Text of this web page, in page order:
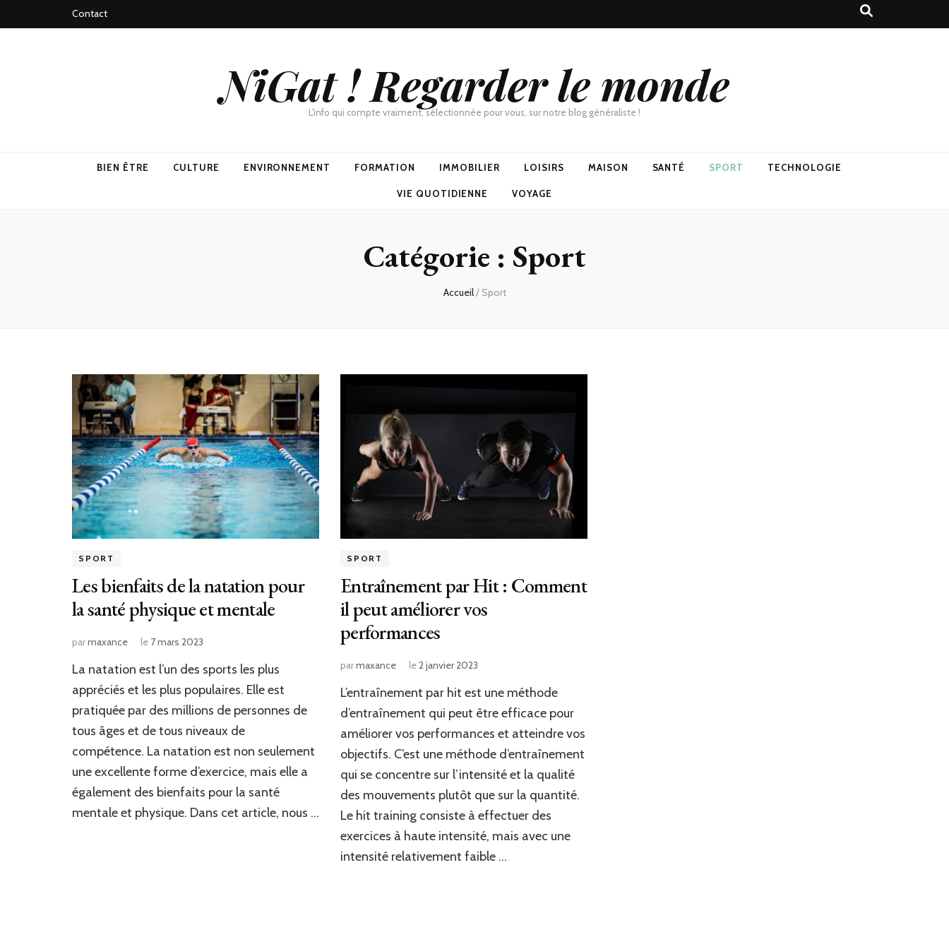
Contact
NiGat ! Regarder le monde
L'info qui compte vraiment, sélectionnée pour vous, sur notre blog généraliste !
BIEN ÊTRE CULTURE ENVIRONNEMENT FORMATION IMMOBILIER LOISIRS MAISON SANTÉ SPORT TECHNOLOGIE
VIE QUOTIDIENNE VOYAGE
Catégorie : Sport
Accueil/ Sport
SPORT
Les bienfaits de la natation pour
la santé physique et mentale
parmaxance le 7 mars 2023
La natation est l’un des sports les plus
appréciés et les plus populaires. Elle est
pratiquée par des millions de personnes de
tous âges et de tous niveaux de
compétence. La natation est non seulement
une excellente forme d’exercice, mais elle a
également des bienfaits pour la santé
mentale et physique. Dans cet article, nous …
SPORT
Entraînement par Hit : Comment
il peut améliorer vos
performances
parmaxance le2 janvier 2023
L’entraînement par hit est une méthode
d’entraînement qui peut être efficace pour
améliorer vos performances et atteindre vos
objectifs. C’est une méthode d’entraînement
qui se concentre sur l’intensité et la qualité
des mouvements plutôt que sur la quantité.
Le hit training consiste à effectuer des
exercices à haute intensité, mais avec une
intensité relativement faible …